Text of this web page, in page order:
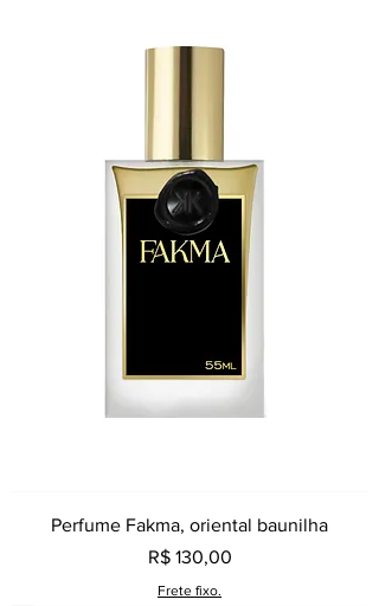
Perfume Fakma, oriental baunilha
Preço
R$ 130,00
Frete fixo.